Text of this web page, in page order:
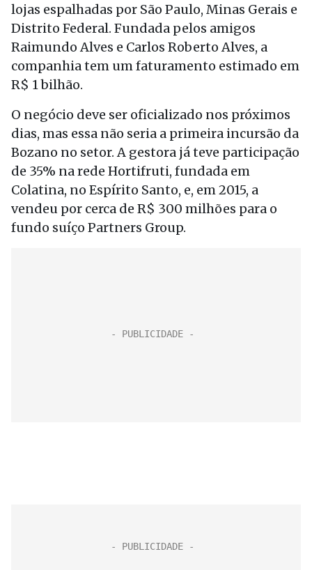
lojas espalhadas por São Paulo, Minas Gerais e
Distrito Federal. Fundada pelos amigos
Raimundo Alves e Carlos Roberto Alves, a
companhia tem um faturamento estimado em
R$ 1 bilhão.
O negócio deve ser oficializado nos próximos
dias, mas essa não seria a primeira incursão da
Bozano no setor. A gestora já teve participação
de 35% na rede Hortifruti, fundada em
Colatina, no Espírito Santo, e, em 2015, a
vendeu por cerca de R$ 300 milhões para o
fundo suíço Partners Group.